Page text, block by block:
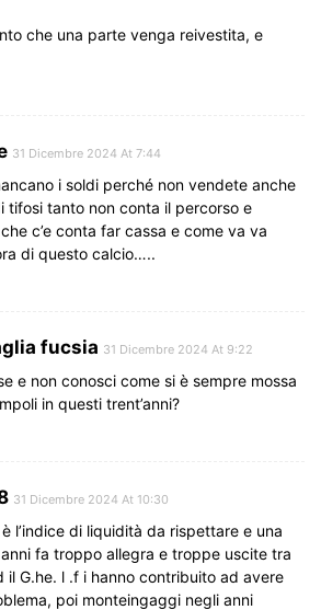
che una parte venga reivestita, e
31 Dicembre 2024 At 7:44
i soldi perché non vendete anche
tifosi tanto non conta il percorso e
che c’e conta far cassa e come va va
di questo calcio…..
fucsia 31 Dicembre 2024 At 9:22
e non conosci come si è sempre mossa
in questi trent’anni?
31 Dicembre 2024 At 10:30
l’indice di liquidità da rispettare e una
fa troppo allegra e troppe uscite tra
il G.he. l .f i hanno contribuito ad avere
poi monteingaggi negli anni